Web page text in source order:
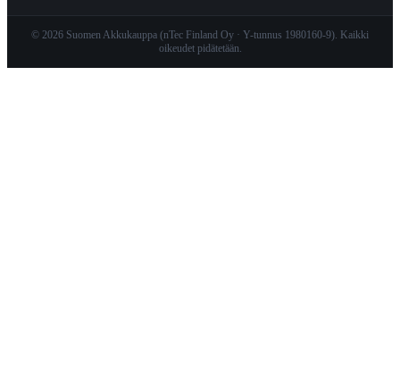
© 2026 Suomen Akkukauppa (nTec Finland Oy · Y-tunnus 1980160-9). Kaikki
oikeudet pidätetään.